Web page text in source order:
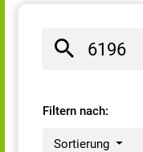
Filtern nach:
Sortierung